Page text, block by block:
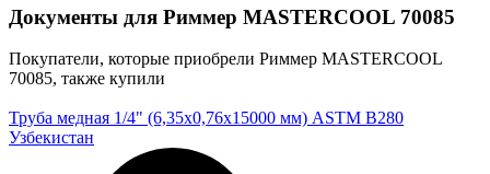
Документы для Риммер MASTERCOOL 70085
Покупатели, которые приобрели Риммер MASTERCOOL
70085, также купили
Труба медная 1/4" (6,35х0,76х15000 мм) ASTM B280
Узбекистан